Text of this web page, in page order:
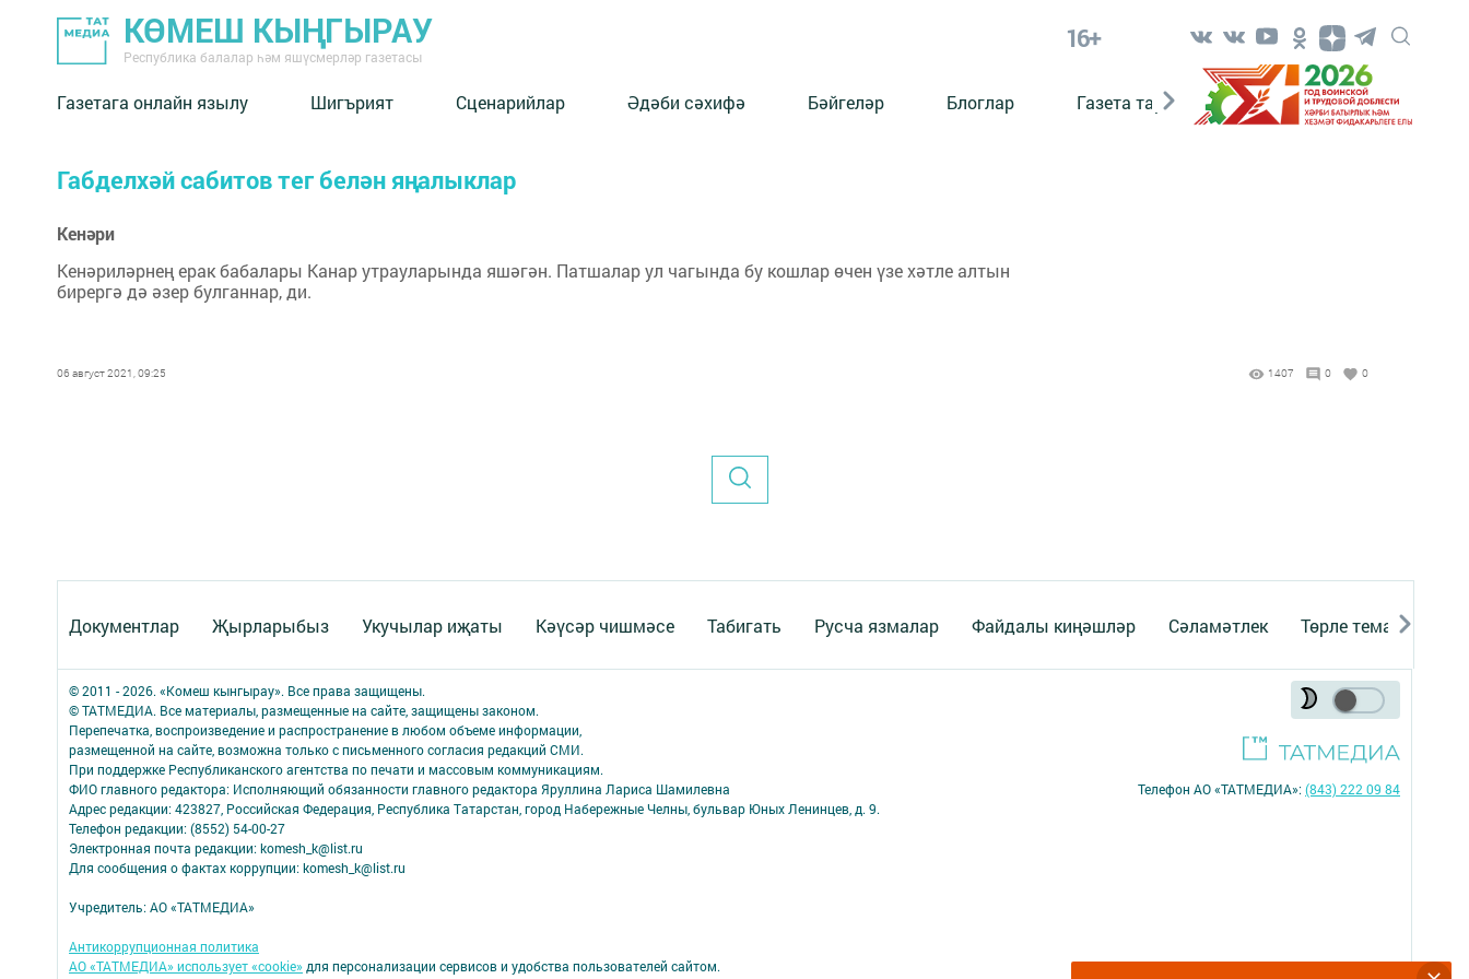
КӨМЕШ КЫҢГЫРАУ
Республика балалар һәм яшүсмерләр газетасы
16+
Газетага онлайн язылу Шигърият Сценарийлар Әдәби сәхифә Бәйгеләр Блоглар Газета тарихы Әкият Әкият
Габделхәй сабитов тег белән яңалыклар
Кенәри
Кенәриләрнең ерак бабалары Канар утрауларында яшәгән. Патшалар ул чагында бу кошлар өчен үзе хәтле алтын
бир­ергә дә әзер булганнар, ди.
06 август 2021, 09:25 1407 0 0
Документлар Җырларыбыз Укучылар иҗаты Кәүсәр чишмәсе Табигать Русча язмалар Файдалы киңәшләр Сәламәтлек Төрле темалар
© 2011 - 2026. «Комеш кынгырау». Все права защищены.
© ТАТМЕДИА. Все материалы, размещенные на сайте, защищены законом.
Перепечатка, воспроизведение и распространение в любом объеме информации,
размещенной на сайте, возможна только с письменного согласия редакций СМИ.
При поддержке Республиканского агентства по печати и массовым коммуникациям.
ФИО главного редактора: Исполняющий обязанности главного редактора Яруллина Лариса Шамилевна
Адрес редакции: 423827, Российская Федерация, Республика Татарстан, город Набережные Челны, бульвар Юных Ленинцев, д. 9.
Телефон редакции: (8552) 54-00-27
Электронная почта редакции: komesh_k@list.ru
Для сообщения о фактах коррупции: komesh_k@list.ru
Учредитель: АО «ТАТМЕДИА»
Антикоррупционная политика
АО «ТАТМЕДИА» использует «cookie» для персонализации сервисов и удобства пользователей сайтом.
Телефон АО «ТАТМЕДИА»:(843) 222 09 84